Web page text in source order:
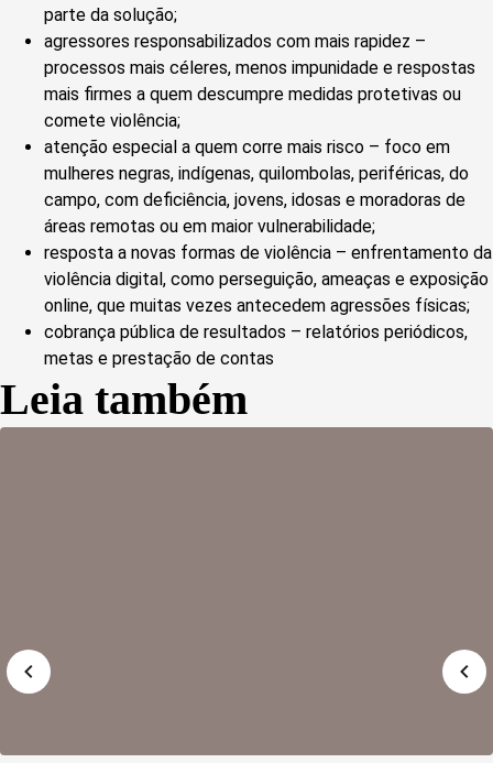
parte da solução;
agressores responsabilizados com mais rapidez –
processos mais céleres, menos impunidade e respostas
mais firmes a quem descumpre medidas protetivas ou
comete violência;
atenção especial a quem corre mais risco – foco em
mulheres negras, indígenas, quilombolas, periféricas, do
campo, com deficiência, jovens, idosas e moradoras de
áreas remotas ou em maior vulnerabilidade;
resposta a novas formas de violência – enfrentamento da
violência digital, como perseguição, ameaças e exposição
online, que muitas vezes antecedem agressões físicas;
cobrança pública de resultados – relatórios periódicos,
metas e prestação de contas
Leia também